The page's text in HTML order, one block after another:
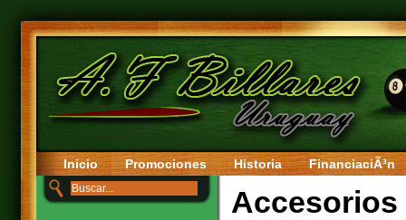
Inicio Promociones Historia FinanciaciÃ³n
Accesorios